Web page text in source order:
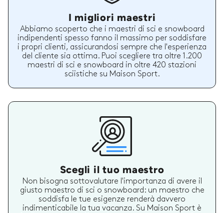
I migliori maestri
Abbiamo scoperto che i maestri di sci e snowboard
indipendenti spesso fanno il massimo per soddisfare
i propri clienti, assicurandosi sempre che l'esperienza
del cliente sia ottima. Puoi scegliere tra oltre 1.200
maestri di sci e snowboard in oltre 420 stazioni
sciistiche su Maison Sport.
Scegli il tuo maestro
Non bisogna sottovalutare l'importanza di avere il
giusto maestro di sci o snowboard: un maestro che
soddisfa le tue esigenze renderà davvero
indimenticabile la tua vacanza. Su Maison Sport è